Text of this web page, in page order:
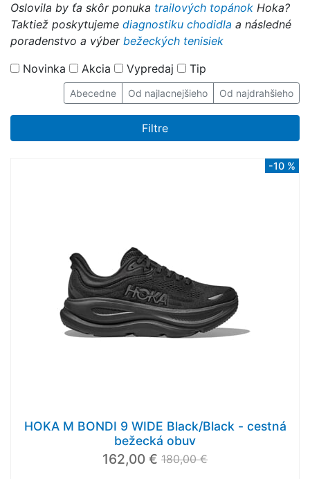
Oslovila by ťa skôr ponuka trailových topánok Hoka?
Taktiež poskytujeme diagnostiku chodidla a následné
poradenstvo a výber bežeckých tenisiek
Novinka
Akcia Vypredaj Tip
Abecedne Od najlacnejšieho Od najdrahšieho
Filtre
-10 %
HOKA M BONDI 9 WIDE Black/Black - cestná
bežecká obuv
162,00 € 180,00 €